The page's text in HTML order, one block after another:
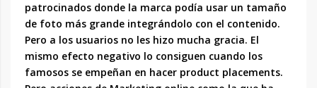
patrocinados donde la marca podía usar un tamaño
de foto más grande integrándolo con el contenido.
Pero a los usuarios no les hizo mucha gracia. El
mismo efecto negativo lo consiguen cuando los
famosos se empeñan en hacer product placements.